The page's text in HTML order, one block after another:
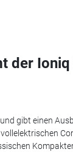
der
gibt einen
Kompakten